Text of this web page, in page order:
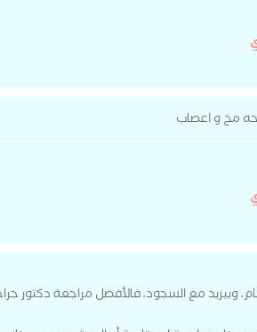
مخ و اعصاب
وبيزيد مع السجود، فالأفضل مراجعة